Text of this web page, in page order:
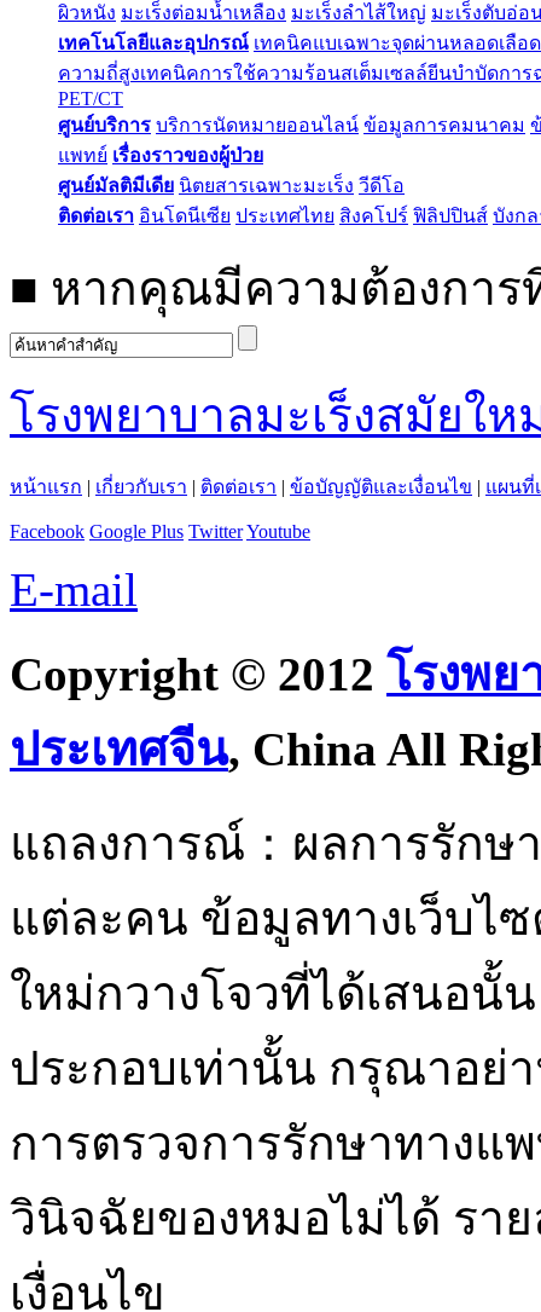
ผิวหนัง มะเร็งต่อมน้ำเหลือง มะเร็งลำไส้ใหญ่ มะเร็งตับอ่อ
เทคโนโลยีและอุปกรณ์ เทคนิคแบเฉพาะจุดผ่านหลอดเลือด
ความถี่สูงเทคนิคการใช้ความร้อนสเต็มเซลล์ยีนบำบัดการ
PET/CT
ศูนย์บริการ บริการนัดหมายออนไลน์ ข้อมูลการคมนาคม
แพทย์ เรื่องราวของผู้ป่วย
ศูนย์มัลติมีเดีย นิตยสารเฉพาะมะเร็ง วีดีโอ
ติดต่อเรา อินโดนีเซีย ประเทศไทย สิงคโปร์ ฟิลิปปินส์ บังกล
■ หากคุณมีความต้องการ
โรงพยาบาลมะเร็งสมัยใ
หน้าแรก | เกี่ยวกับเรา | ติดต่อเรา | ข้อบัญญัติและเงื่อนไข | แผนที่
Facebook Google Plus TwitterYoutube
E-mail
Copyright © 2012 โรงพย
ประเทศจีน, China All
แถลงการณ์：ผลการรักษ
แต่ละคน ข้อมูลทางเว็บไ
ใหม่กวางโจวที่ได้เสนอนั้
ประกอบเท่านั้น กรุณาอย่
การตรวจการรักษาทางแ
วินิจฉัยของหมอไม่ได้ รา
เงื่อนไข